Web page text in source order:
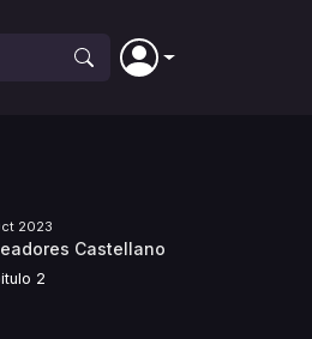
2023
Castellano
2